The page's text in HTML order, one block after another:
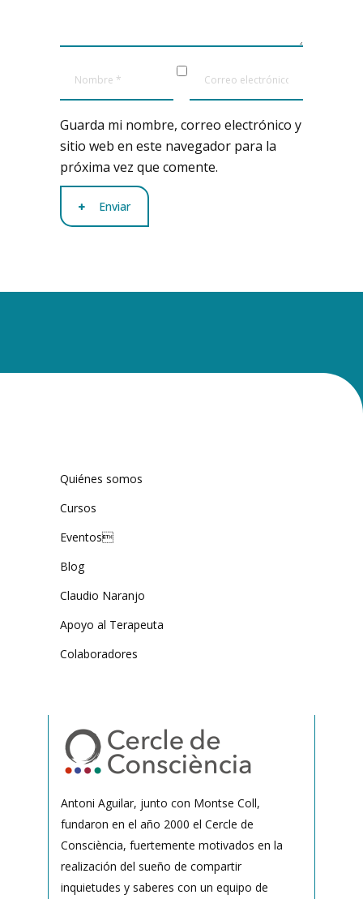
Guarda mi nombre, correo electrónico y
sitio web en este navegador para la
próxima vez que comente.
Enviar
Quiénes somos
Cursos
Eventos
Blog
Claudio Naranjo
Apoyo al Terapeuta
Colaboradores
Antoni Aguilar, junto con Montse Coll,
fundaron en el año 2000 el Cercle de
Consciència, fuertemente motivados en la
realización del sueño de compartir
inquietudes y saberes con un equipo de